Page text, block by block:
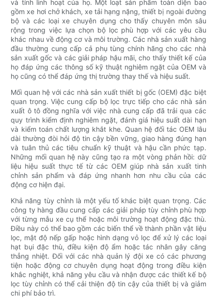
và tính linh hoạt của họ. Một loạt sản phẩm toàn diện bao
gồm xe hơi chở khách, xe tải hạng nặng, thiết bị ngoài đường
bộ và các loại xe chuyên dụng cho thấy chuyên môn sâu
rộng trong việc lựa chọn bộ lọc phù hợp với các yêu cầu
khác nhau về động cơ và môi trường. Các nhà sản xuất hàng
đầu thường cung cấp cả phụ tùng chính hãng cho các nhà
sản xuất gốc và các giải pháp hậu mãi, cho thấy thiết kế của
họ đáp ứng các thông số kỹ thuật nghiêm ngặt của OEM và
họ cũng có thể đáp ứng thị trường thay thế và hiệu suất.
Mối quan hệ với các nhà sản xuất thiết bị gốc (OEM) đặc biệt
quan trọng. Việc cung cấp bộ lọc trực tiếp cho các nhà sản
xuất ô tô đồng nghĩa với việc nhà cung cấp đã trải qua các
quy trình kiểm định nghiêm ngặt, đánh giá hiệu suất dài hạn
và kiểm toán chất lượng khắt khe. Quan hệ đối tác OEM lâu
dài thường đòi hỏi độ tin cậy bền vững, giao hàng đúng hạn
và tuân thủ các tiêu chuẩn kỹ thuật và hậu cần phức tạp.
Những mối quan hệ này cũng tạo ra một vòng phản hồi: dữ
liệu hiệu suất thực tế từ các OEM giúp nhà sản xuất tinh
chỉnh sản phẩm và đáp ứng nhanh hơn nhu cầu của các
động cơ hiện đại.
Khả năng tùy chỉnh là một yếu tố khác biệt quan trọng. Các
công ty hàng đầu cung cấp các giải pháp tùy chỉnh phù hợp
với từng mẫu xe cụ thể hoặc môi trường hoạt động đặc thù.
Điều này có thể bao gồm các biến thể về thành phần vật liệu
lọc, mật độ nếp gấp hoặc hình dạng vỏ lọc để xử lý các loại
hạt bụi đặc thù, điều kiện độ ẩm hoặc tác nhân gây căng
thẳng nhiệt. Đối với các nhà quản lý đội xe có các phương
tiện hoặc động cơ chuyên dụng hoạt động trong điều kiện
khắc nghiệt, khả năng yêu cầu và nhận được các thiết kế bộ
lọc tùy chỉnh có thể cải thiện độ tin cậy của thiết bị và giảm
chi phí bảo trì.